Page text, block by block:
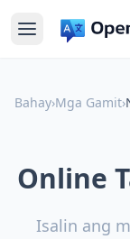
Bahay›Mga Gamit›
Online
Isalin ang